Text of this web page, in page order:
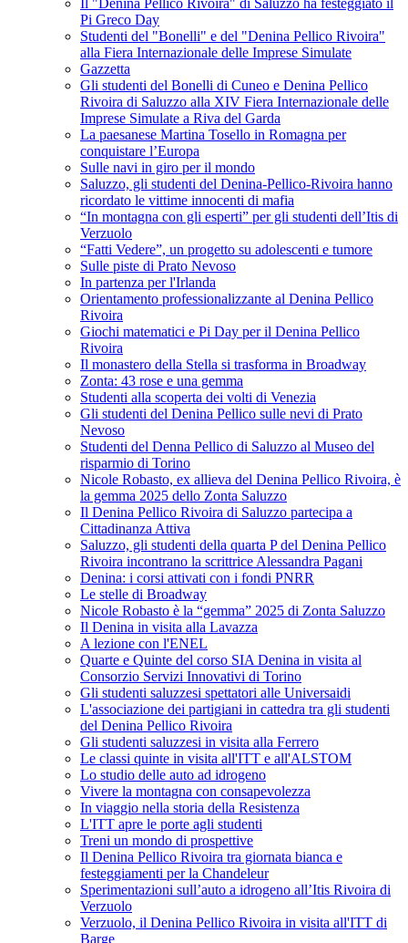
Il "Denina Pellico Rivoira" di Saluzzo ha festeggiato il
Pi Greco Day
Studenti del "Bonelli" e del "Denina Pellico Rivoira"
alla Fiera Internazionale delle Imprese Simulate
Gazzetta
Gli studenti del Bonelli di Cuneo e Denina Pellico
Rivoira di Saluzzo alla XIV Fiera Internazionale delle
Imprese Simulate a Riva del Garda
La paesanese Martina Tosello in Romagna per
conquistare l’Europa
Sulle navi in giro per il mondo
Saluzzo, gli studenti del Denina-Pellico-Rivoira hanno
ricordato le vittime innocenti di mafia
“In montagna con gli esperti” per gli studenti dell’Itis di
Verzuolo
“Fatti Vedere”, un progetto su adolescenti e tumore
Sulle piste di Prato Nevoso
In partenza per l'Irlanda
Orientamento professionalizzante al Denina Pellico
Rivoira
Giochi matematici e Pi Day per il Denina Pellico
Rivoira
Il monastero della Stella si trasforma in Broadway
Zonta: 43 rose e una gemma
Studenti alla scoperta dei volti di Venezia
Gli studenti del Denina Pellico sulle nevi di Prato
Nevoso
Studenti del Denna Pellico di Saluzzo al Museo del
risparmio di Torino
Nicole Robasto, ex allieva del Denina Pellico Rivoira, è
la gemma 2025 dello Zonta Saluzzo
Il Denina Pellico Rivoira di Saluzzo partecipa a
Cittadinanza Attiva
Saluzzo, gli studenti della quarta P del Denina Pellico
Rivoira incontrano la scrittrice Alessandra Pagani
Denina: i corsi attivati con i fondi PNRR
Le stelle di Broadway
Nicole Robasto è la “gemma” 2025 di Zonta Saluzzo
Il Denina in visita alla Lavazza
A lezione con l'ENEL
Quarte e Quinte del corso SIA Denina in visita al
Consorzio Servizi Innovativi di Torino
Gli studenti saluzzesi spettatori alle Universaidi
L'associazione dei partigiani in cattedra tra gli studenti
del Denina Pellico Rivoira
Gli studenti saluzzesi in visita alla Ferrero
Le classi quinte in visita all'ITT e all'ALSTOM
Lo studio delle auto ad idrogeno
Vivere la montagna con consapevolezza
In viaggio nella storia della Resistenza
L'ITT apre le porte agli studenti
Treni un mondo di prospettive
Il Denina Pellico Rivoira tra giornata bianca e
festeggiamenti per la Chandeleur
Sperimentazioni sull’auto a idrogeno all’Itis Rivoira di
Verzuolo
Verzuolo, il Denina Pellico Rivoira in visita all'ITT di
Barge